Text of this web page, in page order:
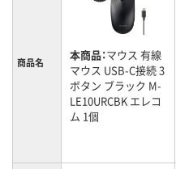
商品名 本商品：マウス 有線
マウス USB-C接続 3
ボタン ブラック M-
LE10URCBK エレコ
ム 1個